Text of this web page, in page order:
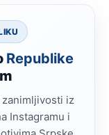
Republike
iz
Instagramu i